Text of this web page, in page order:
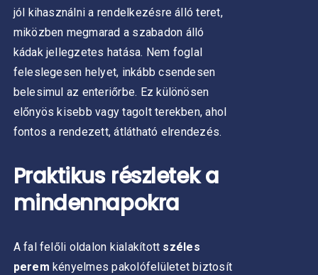
jól kihasználni a rendelkezésre álló teret,
miközben megmarad a szabadon álló
kádak jellegzetes hatása. Nem foglal
feleslegesen helyet, inkább csendesen
belesimul az enteriőrbe. Ez különösen
előnyös kisebb vagy tagolt terekben, ahol
fontos a rendezett, átlátható elrendezés.
Praktikus részletek a
mindennapokra
A fal felőli oldalon kialakított széles
perem kényelmes pakolófelületet biztosít